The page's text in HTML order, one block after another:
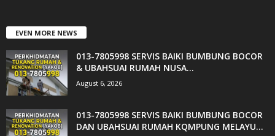
EVEN MORE NEWS
013-7805998 SERVIS BAIKI BUMBUNG BOCOR
& UBAHSUAI RUMAH NUSA...
August 6, 2026
013-7805998 SERVIS BAIKI BUMBUNG BOCOR
DAN UBAHSUAI RUMAH KQMPUNG MELAYU...